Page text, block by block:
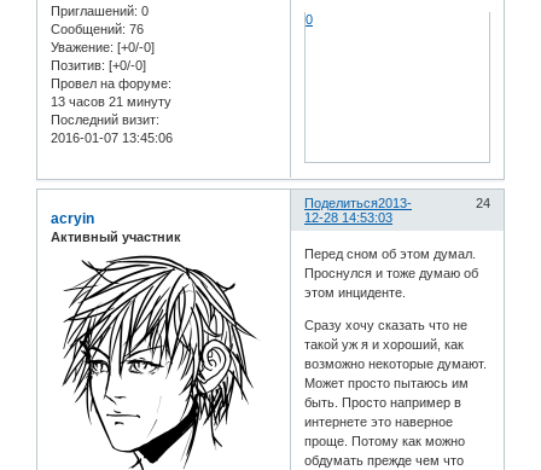
Приглашений: 0
Сообщений: 76
Уважение: [+0/-0]
Позитив: [+0/-0]
Провел на форуме:
13 часов 21 минуту
Последний визит:
2016-01-07 13:45:06
0
Поделиться 24
2013-
12-28 14:53:03
acryin
Активный участник
Перед сном об этом думал.
Проснулся и тоже думаю об
этом инциденте.
Сразу хочу сказать что не
такой уж я и хороший, как
возможно некоторые думают.
Может просто пытаюсь им
быть. Просто например в
интернете это наверное
проще. Потому как можно
обдумать прежде чем что